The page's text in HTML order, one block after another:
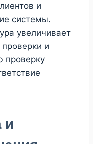
и
системы.
увеличивает
проверки и
проверку
и